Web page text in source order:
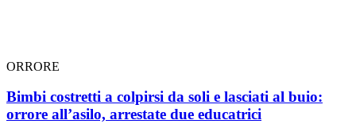
ORRORE
Bimbi costretti a colpirsi da soli e lasciati al buio:
orrore all’asilo, arrestate due educatrici